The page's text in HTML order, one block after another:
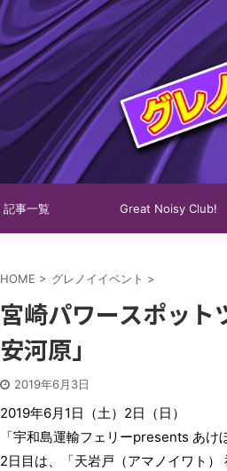
記事一覧 Great Noisy Club!
HOME > グレノイイベント >
宮崎パワースポッ
安河原」
2019年6月3日
2019年6月1日（土）2日（日）
「宇和島運輸フェリーpresents あ
2日目は、「天岩戸（アマノイワト